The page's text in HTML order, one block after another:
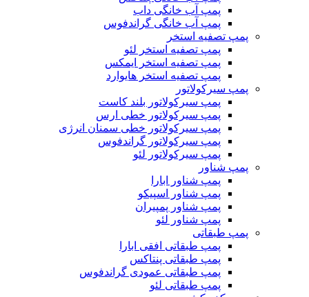
پمپ آب خانگی داب
پمپ آب خانگی گراندفوس
پمپ تصفیه استخر
پمپ تصفیه استخر لئو
پمپ تصفیه استخر ایمکس
پمپ تصفیه استخر هایوارد
پمپ سیرکولاتور
پمپ سیرکولاتور بلند کاست
پمپ سیرکولاتور خطی ارس
پمپ سیرکولاتور خطی سمنان انرژی
پمپ سیرکولاتور گراندفوس
پمپ سیرکولاتور لئو
پمپ شناور
پمپ شناور ابارا
پمپ شناور اسپیکو
پمپ شناور پمپیران
پمپ شناور لئو
پمپ طبقاتی
پمپ طبقاتی افقی ابارا
پمپ طبقاتی پنتاکس
پمپ طبقاتی عمودی گراندفوس
پمپ طبقاتی لئو